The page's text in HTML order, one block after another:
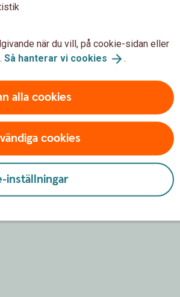
med mitt BankID?
när du vill, på cookie-sidan eller
Så hanterar vi cookies .
alla cookies
cookies
inställningar